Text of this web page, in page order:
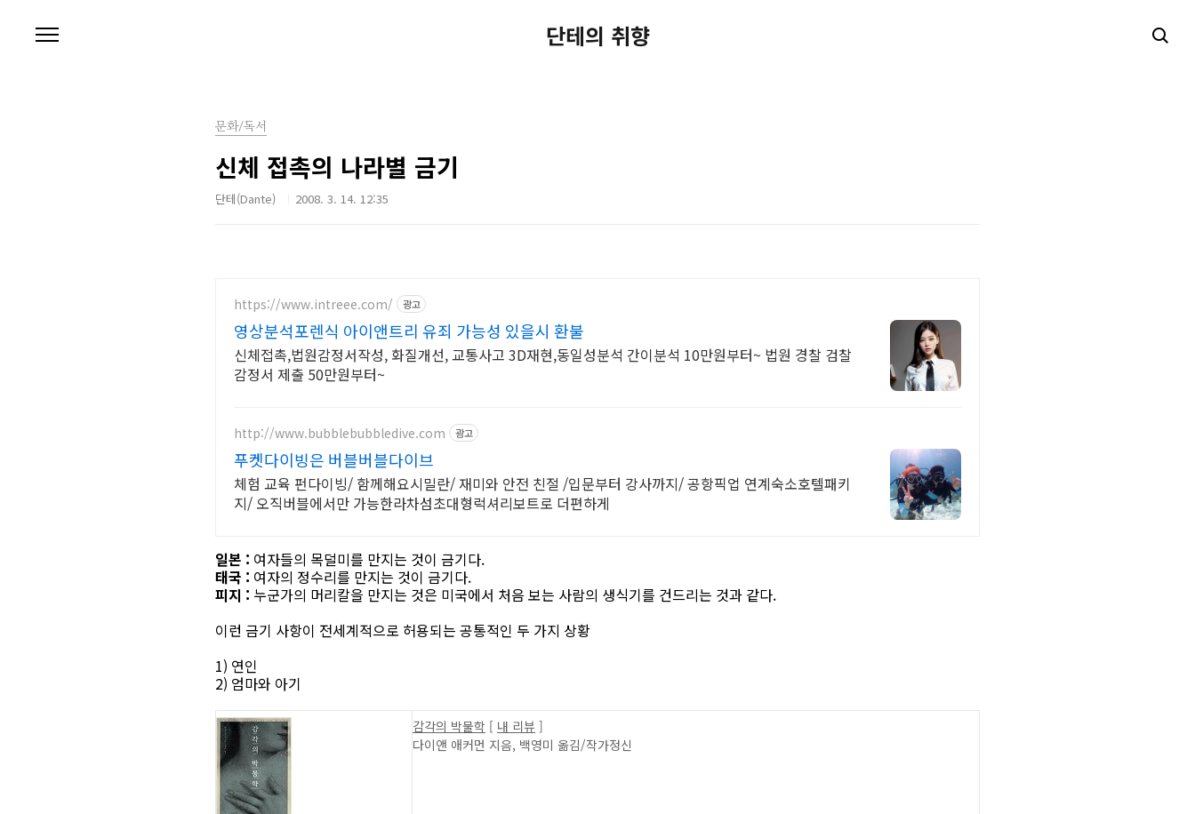
단테의 취향
문화/독서
신체 접촉의 나라별 금기
단테(Dante) 2008. 3. 14. 12:35
https://www.intreee.com/ 광고
영상분석포렌식 아이앤트리 유죄 가능성 있을시 환불
신체접촉,법원감정서작성, 화질개선, 교통사고 3D재현,동일성분석 간이분석 10만원부터~ 법원 경찰 검찰
감정서 제출 50만원부터~
http://www.bubblebubbledive.com 광고
푸켓다이빙은 버블버블다이브
체험 교육 펀다이빙/ 함께해요시밀란/ 재미와 안전 친절 /입문부터 강사까지/ 공항픽업 연계숙소호텔패키
지/ 오직버블에서만 가능한라차섬초대형럭셔리보트로 더편하게
일본 : 여자들의 목덜미를 만지는 것이 금기다.
태국 : 여자의 정수리를 만지는 것이 금기다.
피지 : 누군가의 머리칼을 만지는 것은 미국에서 처음 보는 사람의 생식기를 건드리는 것과 같다.
이런 금기 사항이 전세계적으로 허용되는 공통적인 두 가지 상황
1) 연인
2) 엄마와 아기
감각의 박물학 [ 내 리뷰 ]
다이앤 애커먼 지음, 백영미 옮김/작가정신